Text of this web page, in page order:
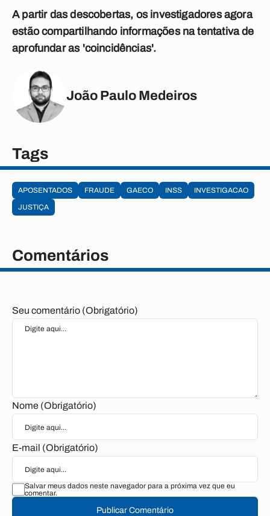
A partir das descobertas, os investigadores agora
estão compartilhando informações na tentativa de
aprofundar as 'coincidências'.
João Paulo Medeiros
Tags
APOSENTADOS FRAUDE GAECO INSS
INVESTIGACAO
JUSTIÇA
Comentários
Seu comentário (Obrigatório)
Nome (Obrigatório)
E-mail (Obrigatório)
Salvar meus dados neste navegador para a próxima vez que eu
comentar.
Publicar Comentário